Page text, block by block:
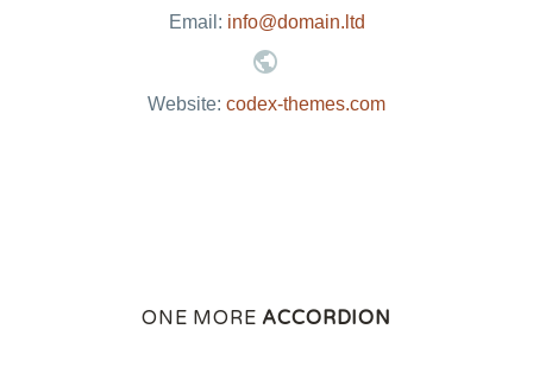
Email: info@domain.ltd


Website: codex-themes.com
ONE MORE ACCORDION